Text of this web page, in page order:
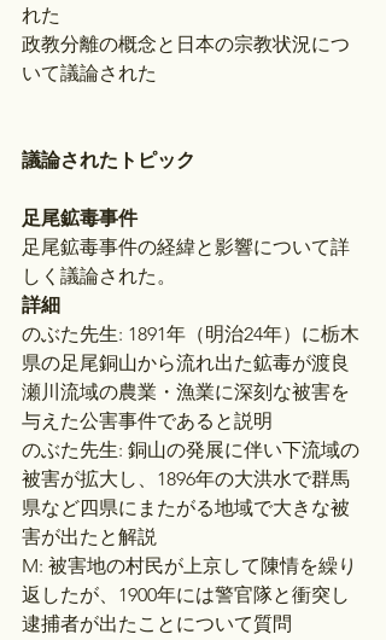
れた
政教分離の概念と日本の宗教状況につ
いて議論された
議論されたトピック
足尾鉱毒事件
足尾鉱毒事件の経緯と影響について詳
しく議論された。
詳細
のぶた先生: 1891年（明治24年）に栃木
県の足尾銅山から流れ出た鉱毒が渡良
瀬川流域の農業・漁業に深刻な被害を
与えた公害事件であると説明
のぶた先生: 銅山の発展に伴い下流域の
被害が拡大し、1896年の大洪水で群馬
県など四県にまたがる地域で大きな被
害が出たと解説
M: 被害地の村民が上京して陳情を繰り
返したが、1900年には警官隊と衝突し
逮捕者が出たことについて質問